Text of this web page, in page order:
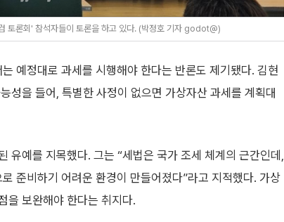
토론회' 참석자들이 토론을 하고 있다. (박정호 기자 godot@)
예정대로 과세를 시행해야 한다는 반론도 제기됐다. 김현
성을 들어, 특별한 사정이 없으면 가상자산 과세를 계획대
유예를 지목했다. 그는 “세법은 국가 조세 체계의 근간인데,
준비하기 어려운 환경이 만들어졌다”라고 지적했다. 가상
을 보완해야 한다는 취지다.